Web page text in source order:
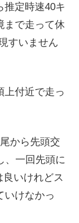
推定時速40キ
まで走って休
すいません
上付近で走っ
から先頭交
、一回先頭に
いけれどス
いけなかっ